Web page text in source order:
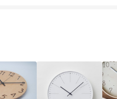
購買以下類別商品，將無法獲
」全館商品。 4. 如取消訂
6. 訂單如有使用東森購物
於東森幣、樂透金、東森現金
依東森購物ETMall之結帳頁面